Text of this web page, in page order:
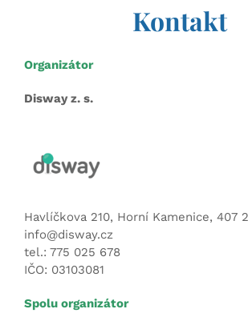
Kontakt
Organizátor
Disway z. s.
Havlíčkova 210, Horní Kamenice, 407
info@disway.cz
tel.: 775 025 678
IČO: 03103081
Spolu organizátor